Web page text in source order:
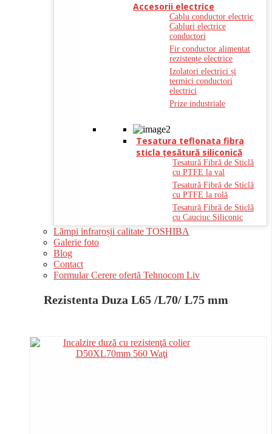
Accesorii electrice
Cablu conductor electric
Cabluri electrice
conductori
Fir conductor alimentat
rezistențe electrice
Izolatori electrici și
termici conductori
electrici
Prize industriale
Tesatura teflonata fibra
sticla ţesătură siliconică
Tesatură Fibră de Sticlă
cu PTFE la val
Tesatură Fibră de Sticlă
cu PTFE la rolă
Tesatură Fibră de Sticlă
cu Cauciuc Siliconic
Lămpi infraroșii calitate TOSHIBA
Galerie foto
Blog
Contact
Formular Cerere ofertă Tehnocom Liv
Rezistenta Duza L65 /L70/ L75 mm